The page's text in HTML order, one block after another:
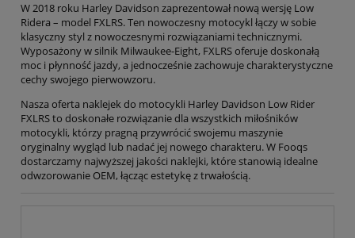
W 2018 roku Harley Davidson zaprezentował nową wersję Low
Ridera – model FXLRS. Ten nowoczesny motocykl łączy w sobie
klasyczny styl z nowoczesnymi rozwiązaniami technicznymi.
Wyposażony w silnik Milwaukee-Eight, FXLRS oferuje doskonałą
moc i płynność jazdy, a jednocześnie zachowuje charakterystyczne
cechy swojego pierwowzoru.
Nasza oferta naklejek do motocykli Harley Davidson Low Rider
FXLRS to doskonałe rozwiązanie dla wszystkich miłośników
motocykli, którzy pragną przywrócić swojemu maszynie
oryginalny wygląd lub nadać jej nowego charakteru. W Fooqs
dostarczamy najwyższej jakości naklejki, które stanowią idealne
odwzorowanie OEM, łącząc estetykę z trwałością.